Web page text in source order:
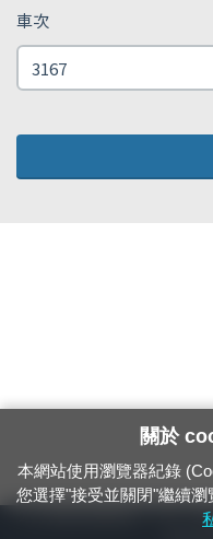
車次
24小時緊急通報電話：1933（
關於
本網站使用瀏覽器紀錄
您選擇"接受並關閉"繼續